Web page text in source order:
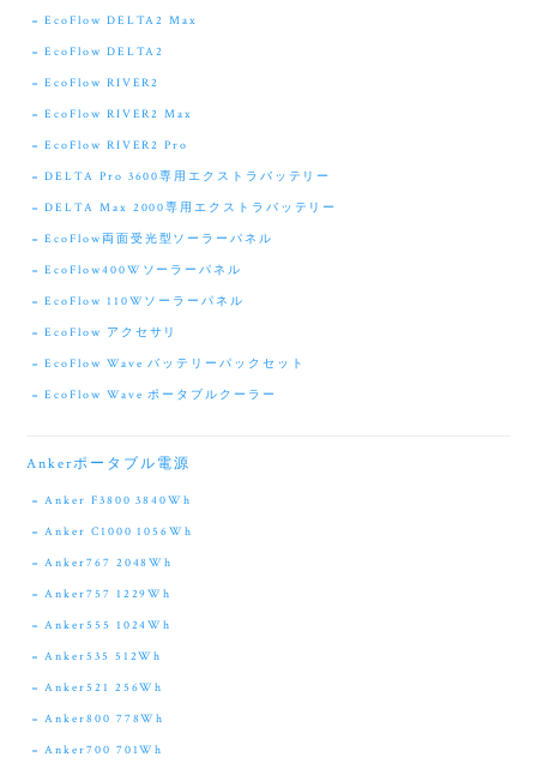
EcoFlow DELTA2 Max
EcoFlow DELTA2
EcoFlow RIVER2
EcoFlow RIVER2 Max
EcoFlow RIVER2 Pro
DELTA Pro 3600専用エクストラバッテリー
DELTA Max 2000専用エクストラバッテリー
EcoFlow両面受光型ソーラーパネル
EcoFlow400Wソーラーパネル
EcoFlow 110Wソーラーパネル
EcoFlow アクセサリ
EcoFlow Wave バッテリーパックセット
EcoFlow Wave ポータブルクーラー
Ankerポータブル電源
Anker F3800 3840Wh
Anker C1000 1056Wh
Anker767 2048Wh
Anker757 1229Wh
Anker555 1024Wh
Anker535 512Wh
Anker521 256Wh
Anker800 778Wh
Anker700 701Wh